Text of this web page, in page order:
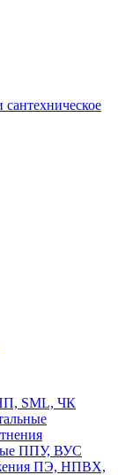
SML, ЧК
ППУ, ВУС
ПЭ, НПВХ,